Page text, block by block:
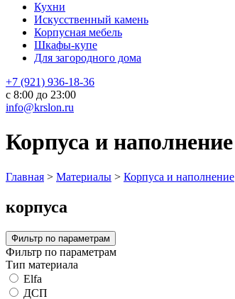
Кухни
Искусственный камень
Корпусная мебель
Шкафы-купе
Для загородного дома
+7 (921) 936-18-36
с 8:00 до 23:00
info@krslon.ru
Корпуса и наполнение
Главная > Материалы > Корпуса и наполнение
корпуса
Фильтр по параметрам
Фильтр по параметрам
Тип материала
Elfa
ДСП